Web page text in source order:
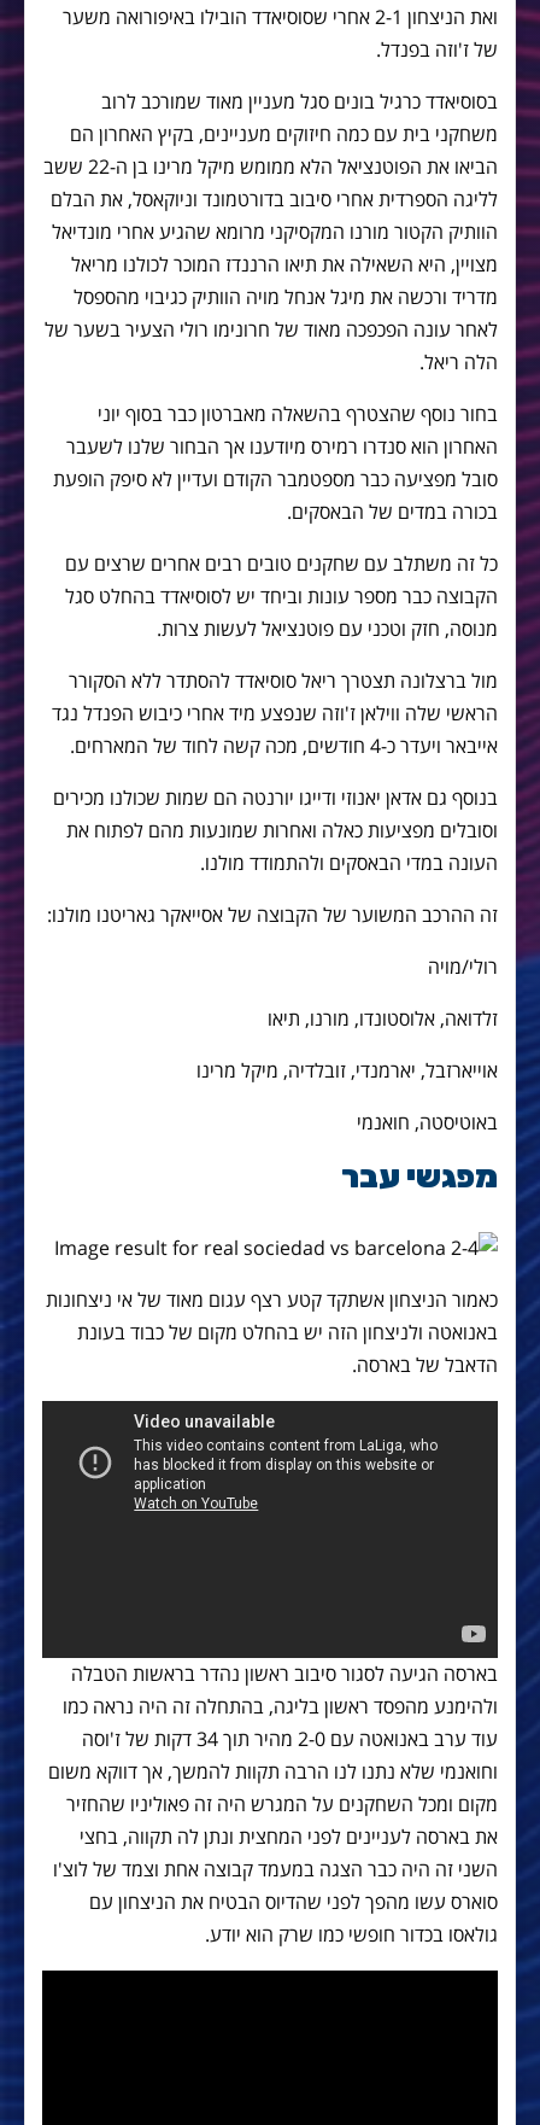
ואת הניצחון 2-1 אחרי שסוסיאדד הובילו באיפורואה משער
של ז'וזה בפנדל.
בסוסיאדד כרגיל בונים סגל מעניין מאוד שמורכב לרוב
משחקני בית עם כמה חיזוקים מעניינים, בקיץ האחרון הם
הביאו את הפוטנציאל הלא ממומש מיקל מרינו בן ה-22 ששב
לליגה הספרדית אחרי סיבוב בדורטמונד וניוקאסל, את הבלם
הוותיק הקטור מורנו המקסיקני מרומא שהגיע אחרי מונדיאל
מצויין, היא השאילה את תיאו הרננדז המוכר לכולנו מריאל
מדריד ורכשה את מיגל אנחל מויה הוותיק כגיבוי מהספסל
לאחר עונה הפכפכה מאוד של חרונימו רולי הצעיר בשער של
הלה ריאל.
בחור נוסף שהצטרף בהשאלה מאברטון כבר בסוף יוני
האחרון הוא סנדרו רמירס מיודענו אך הבחור שלנו לשעבר
סובל מפציעה כבר מספטמבר הקודם ועדיין לא סיפק הופעת
בכורה במדים של הבאסקים.
כל זה משתלב עם שחקנים טובים רבים אחרים שרצים עם
הקבוצה כבר מספר עונות וביחד יש לסוסיאדד בהחלט סגל
מנוסה, חזק וטכני עם פוטנציאל לעשות צרות.
מול ברצלונה תצטרך ריאל סוסיאדד להסתדר ללא הסקורר
הראשי שלה ווילאן ז'וזה שנפצע מיד אחרי כיבוש הפנדל נגד
אייבאר ויעדר כ-4 חודשים, מכה קשה לחוד של המארחים.
בנוסף גם אדאן יאנוזי ודייגו יורנטה הם שמות שכולנו מכירים
וסובלים מפציעות כאלה ואחרות שמונעות מהם לפתוח את
העונה במדי הבאסקים ולהתמודד מולנו.
זה ההרכב המשוער של הקבוצה של אסייאקר גאריטנו מולנו:
רולי/מויה
זלדואה, אלוסטונדו, מורנו, תיאו
אוייארזבל, יארמנדי, זובלדיה, מיקל מרינו
באוטיסטה, חואנמי
מפגשי עבר
כאמור הניצחון אשתקד קטע רצף עגום מאוד של אי ניצחונות
באנואטה ולניצחון הזה יש בהחלט מקום של כבוד בעונת
הדאבל של בארסה.
בארסה הגיעה לסגור סיבוב ראשון נהדר בראשות הטבלה
ולהימנע מהפסד ראשון בליגה, בהתחלה זה היה נראה כמו
עוד ערב באנואטה עם 2-0 מהיר תוך 34 דקות של ז'וסה
וחואנמי שלא נתנו לנו הרבה תקוות להמשך, אך דווקא משום
מקום ומכל השחקנים על המגרש היה זה פאוליניו שהחזיר
את בארסה לעניינים לפני המחצית ונתן לה תקווה, בחצי
השני זה היה כבר הצגה במעמד קבוצה אחת וצמד של לוצ'ו
סוארס עשו מהפך לפני שהדיוס הבטיח את הניצחון עם
גולאסו בכדור חופשי כמו שרק הוא יודע.